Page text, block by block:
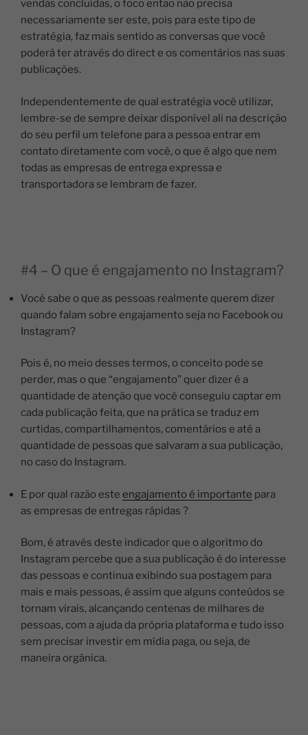
vendas concluídas, o foco então não precisa
necessariamente ser este, pois para este tipo de
estratégia, faz mais sentido as conversas que você
poderá ter através do direct e os comentários nas suas
publicações.
Independentemente de qual estratégia você utilizar,
lembre-se de sempre deixar disponível ali na descrição
do seu perfil um telefone para a pessoa entrar em
contato diretamente com você, o que é algo que nem
todas as empresas de entrega expressa e
transportadora se lembram de fazer.
#4 – O que é engajamento no Instagram?
Você sabe o que as pessoas realmente querem dizer
quando falam sobre engajamento seja no Facebook ou
Instagram?
Pois é, no meio desses termos, o conceito pode se
perder, mas o que “engajamento” quer dizer é a
quantidade de atenção que você conseguiu captar em
cada publicação feita, que na prática se traduz em
curtidas, compartilhamentos, comentários e até a
quantidade de pessoas que salvaram a sua publicação,
no caso do Instagram.
E por qual razão este engajamento é importante para
as empresas de entregas rápidas ?
Bom, é através deste indicador que o algoritmo do
Instagram percebe que a sua publicação é do interesse
das pessoas e continua exibindo sua postagem para
mais e mais pessoas, é assim que alguns conteúdos se
tornam virais, alcançando centenas de milhares de
pessoas, com a ajuda da própria plataforma e tudo isso
sem precisar investir em mídia paga, ou seja, de
maneira orgânica.